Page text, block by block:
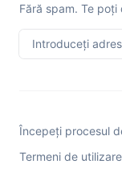
Fără spam. Te
Introduceți
Începeți procesul
Termeni de utilizare